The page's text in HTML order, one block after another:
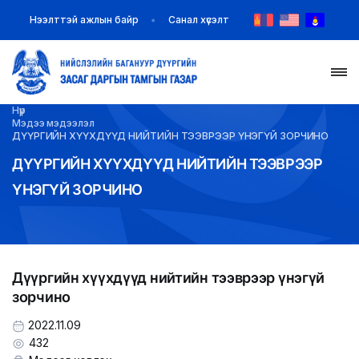
НҮҮР
ТАНИЛЦУУЛГА
ЗАХИРАМЖ ШИЙДВЭР
ИЛ ТОД БАЙДАЛ
Нээлттэй ажлын байр Санал хүсэлт
Нүүр
Мэдээ мэдээлэл
ДҮҮРГИЙН ХҮҮХДҮҮД НИЙТИЙН ТЭЭВРЭЭР ҮНЭГҮЙ ЗОРЧИНО
ДҮҮРГИЙН ХҮҮХДҮҮД НИЙТИЙН ТЭЭВРЭЭР
ҮНЭГҮЙ ЗОРЧИНО
Дүүргийн хүүхдүүд нийтийн тээврээр үнэгүй
зорчино
2022.11.09
432